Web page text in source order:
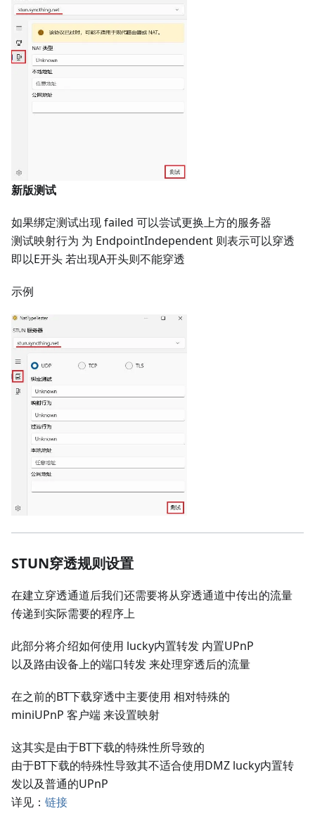
新版测试
如果绑定测试出现 failed 可以尝试更换上方的服务器
测试映射行为 为 EndpointIndependent 则表示可以穿透
即以E开头 若出现A开头则不能穿透
示例
STUN穿透规则设置
在建立穿透通道后我们还需要将从穿透通道中传出的流量
传递到实际需要的程序上
此部分将介绍如何使用 lucky内置转发 内置UPnP
以及路由设备上的端口转发 来处理穿透后的流量
在之前的BT下载穿透中主要使用 相对特殊的
miniUPnP 客户端 来设置映射
这其实是由于BT下载的特殊性所导致的
由于BT下载的特殊性导致其不适合使用DMZ lucky内置转
发以及普通的UPnP
详见： 链接